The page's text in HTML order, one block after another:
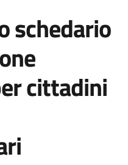
schedario
cittadini